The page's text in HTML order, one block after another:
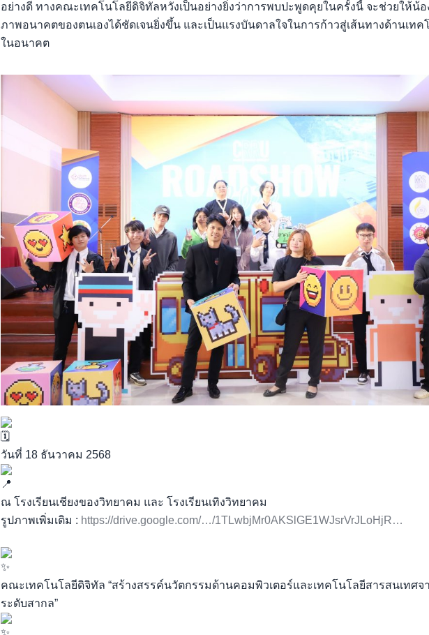
อย่างดี ทางคณะเทคโนโลยีดิจิทัลหวังเป็นอย่างยิ่งว่าการพบปะพูดคุยในครั้งนี้ จะช่วยให้น้อ
ภาพอนาคตของตนเองได้ชัดเจนยิ่งขึ้น และเป็นแรงบันดาลใจในการก้าวสู่เส้นทางด้านเทค
ในอนาคต
วันที่ 18 ธันวาคม 2568
ณ โรงเรียนเชียงของวิทยาคม และ โรงเรียนเทิงวิทยาคม
รูปภาพเพิ่มเติม : https://drive.google.com/…/1TLwbjMr0AKSlGE1WJsrVrJLoHjR…
คณะเทคโนโลยีดิจิทัล “สร้างสรรค์นวัตกรรมด้านคอมพิวเตอร์และเทคโนโลยีสารสนเทศจ
ระดับสากล”